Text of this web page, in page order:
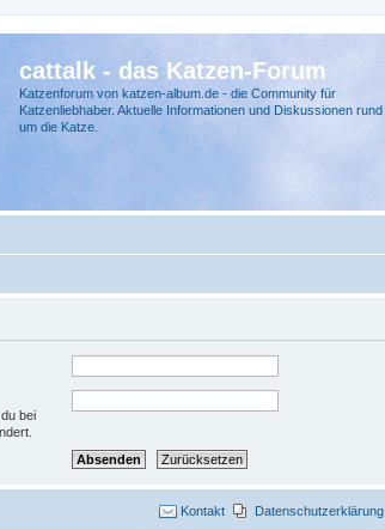
cattalk - das Katzen-Forum
Katzenforum von katzen-album.de - die Community für
Katzenliebhaber. Aktuelle Informationen und Diskussionen rund
um die Katze.
bei
Datenschutzerklärung
Kontakt